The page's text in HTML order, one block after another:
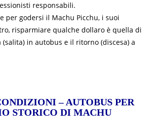
responsabili.
per godersi il Machu Picchu, i suoi
risparmiare qualche dollaro è quella di
in autobus e il ritorno (discesa) a
– AUTOBUS PER
STORICO DI MACHU